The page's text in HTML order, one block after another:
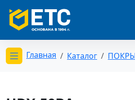
Открыть меню
Главная Каталог